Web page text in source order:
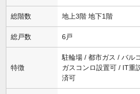
総階数 地上3階 地下1階
総戸数 6戸
特徴
駐輪場 / 都市ガス / バル
ガスコンロ設置可 / IT重
済可